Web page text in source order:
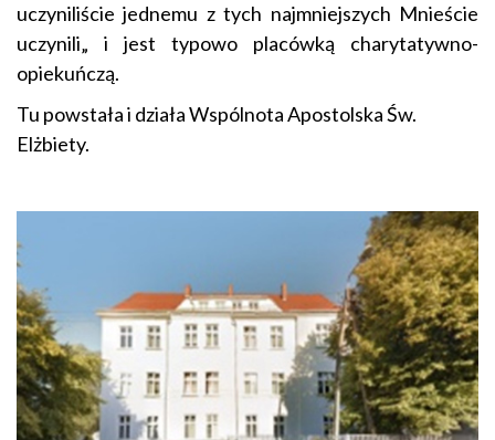
uczyniliście jednemu z tych najmniejszych Mnieście
uczynili„ i jest typowo placówką charytatywno-
opiekuńczą.
Tu powstała i działa Wspólnota Apostolska Św.
Elżbiety.